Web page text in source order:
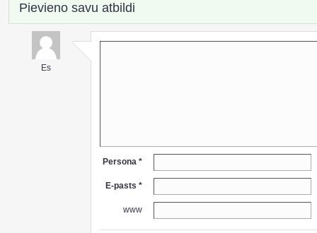
Pievieno savu atbildi
Es
Persona *
E-pasts *
www